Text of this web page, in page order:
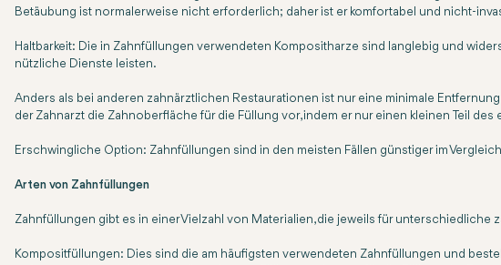
Betäubung ist normalerweise nicht erforderlich; daher ist er komfortabel und nicht-
Haltbarkeit: Die in Zahnfüllungen verwendeten Kompositharze sind langlebig und
nützliche Dienste leisten.
Anders als bei anderen zahnärztlichen Restaurationen ist nur eine minimale
der Zahnarzt die Zahnoberfläche für die Füllung vor, indem er nur einen kleinen Teil
Erschwingliche Option: Zahnfüllungen sind in den meisten Fällen günstiger im
Arten von Zahnfüllungen
Zahnfüllungen gibt es in einer Vielzahl von Materialien, die jeweils für
Kompositfüllungen: Dies sind die am häufigsten verwendeten Zahnfüllungen und